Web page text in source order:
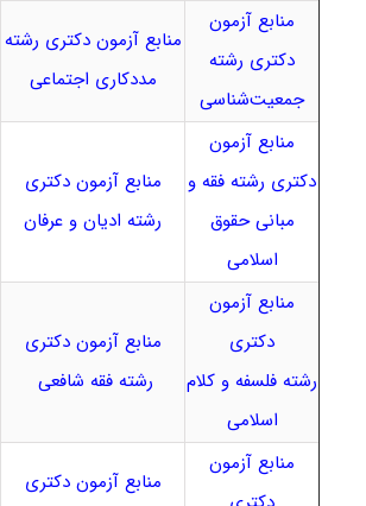
منابع آزمون
دکتری رشته
جمعیت‌شناسی
منابع آزمون دکتری رشته
مددکاری اجتماعی
منابع آزمون
دکتری رشته فقه و
مبانی حقوق
اسلامی
منابع آزمون دکتری
رشته ادیان و عرفان
منابع آزمون
دکتری
رشته فلسفه و کلام
اسلامی
منابع آزمون دکتری
رشته فقه شافعی
منابع آزمون
منابع آزمون دکتری